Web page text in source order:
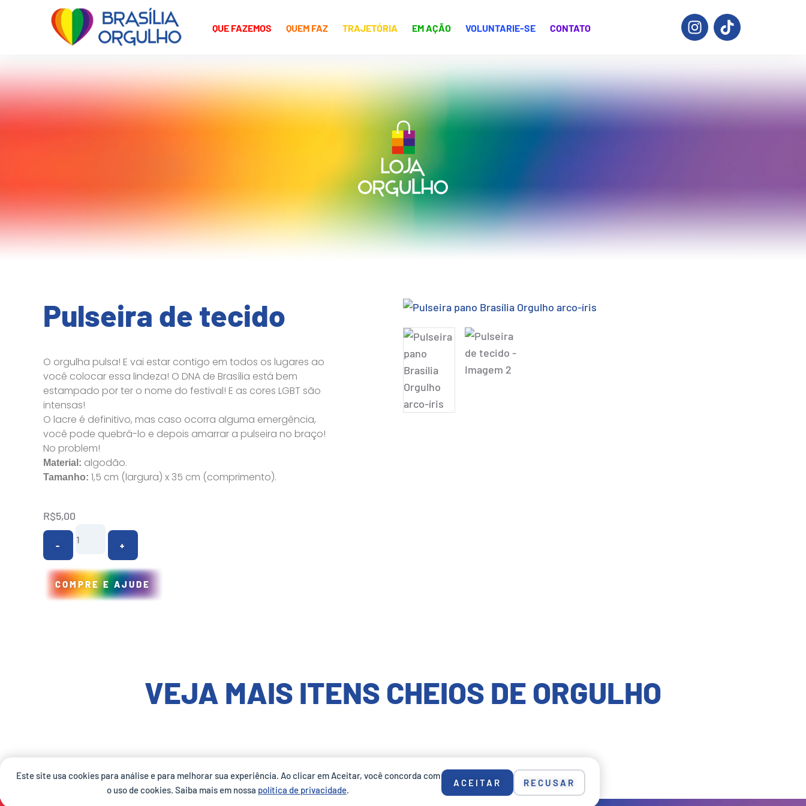
Este site usa cookies para análise e para melhorar sua experiência. Ao clicar em Aceitar, você concorda com
o uso de cookies. Saiba mais em nossa política de privacidade.
ACEITAR RECUSAR
QUE FAZEMOS QUEM FAZ TRAJETÓRIA EM AÇÃO VOLUNTARIE-SE CONTATO
Pulseira de tecido
O orgulha pulsa! E vai estar contigo em todos os lugares ao
você colocar essa lindeza! O DNA de Brasília está bem
estampado por ter o nome do festival! E as cores LGBT são
intensas!
O lacre é definitivo, mas caso ocorra alguma emergência,
você pode quebrá-lo e depois amarrar a pulseira no braço!
No problem!
Material: algodão.
Tamanho: 1,5 cm (largura) x 35 cm (comprimento).
R$5,00
COMPRE E AJUDE
VEJA MAIS ITENS CHEIOS DE ORGULHO